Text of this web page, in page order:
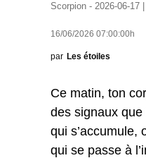
Scorpion - 2026-06-17 |
16/06/2026 07:00:00h
par Les étoiles
Ce matin, ton
des signaux
qui s’accumule,
qui se passe à